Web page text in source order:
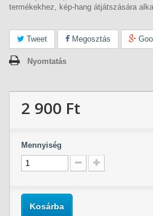
termékekhez, kép-hang átjátszására
Tweet Megosztás
Nyomtatás
2 900 Ft‎
Mennyiség
Kosárba